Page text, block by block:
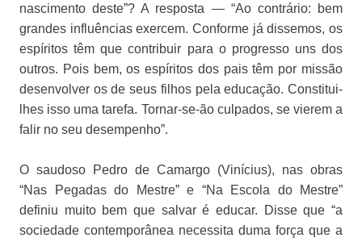
nascimento deste”? A resposta — “Ao contrário: bem
grandes influências exercem. Conforme já dissemos, os
espíritos têm que contribuir para o progresso uns dos
outros. Pois bem, os espíritos dos pais têm por missão
desenvolver os de seus filhos pela educação. Constitui-
lhes isso uma tarefa. Tornar-se-ão culpados, se vierem a
falir no seu desempenho”.
O saudoso Pedro de Camargo (Vinícius), nas obras
“Nas Pegadas do Mestre” e “Na Escola do Mestre”
definiu muito bem que salvar é educar. Disse que “a
sociedade contemporânea necessita duma força que a